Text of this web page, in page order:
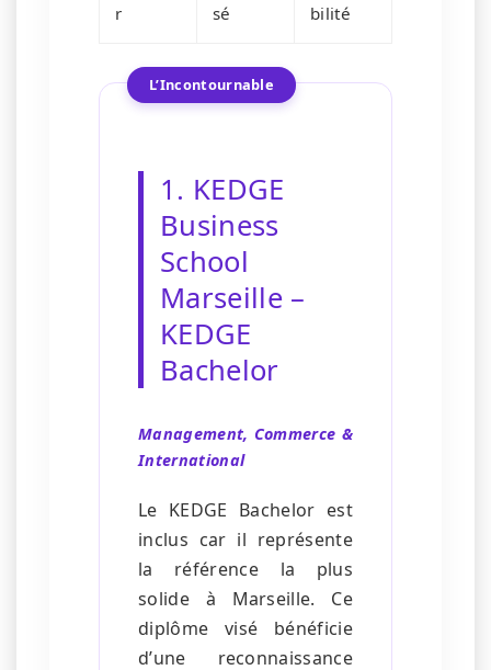
r
sé
bilité
L’Incontournable
1. KEDGE
Business
School
Marseille –
KEDGE
Bachelor
Management, Commerce &
International
Le KEDGE Bachelor est
inclus car il représente
la référence la plus
solide à Marseille. Ce
diplôme visé bénéficie
d’une reconnaissance